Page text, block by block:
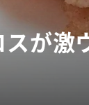
スが